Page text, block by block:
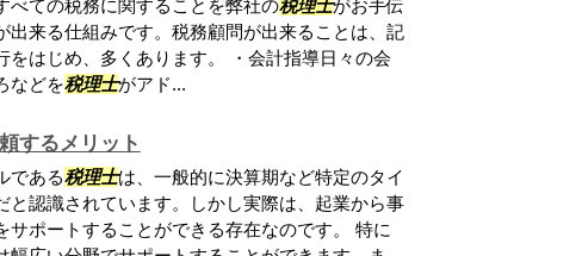
べての税務に関することを弊社の税理士がお手伝
出来る仕組みです。税務顧問が出来ることは、記
をはじめ、多くあります。 ・会計指導日々の会
などを税理士がアド...
するメリット
である税理士は、一般的に決算期など特定のタイ
と認識されています。しかし実際は、起業から事
サポートすることができる存在なのです。 特に